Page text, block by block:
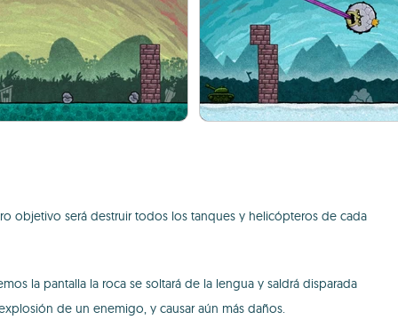
objetivo será destruir todos los tanques y helicópteros de cada
la pantalla la roca se soltará de la lengua y saldrá disparada
de un enemigo, y causar aún más daños.